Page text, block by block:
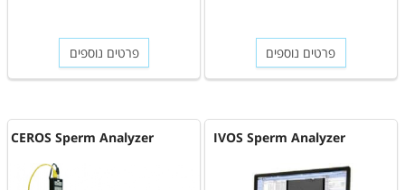
פרטים נוספים פרטים נוספים
IVOS Sperm Analyzer
CEROS Sperm Analyzer